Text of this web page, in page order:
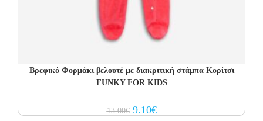
Βρεφικό Φορμάκι βελουτέ με διακριτική στάμπα Κορίτσι
FUNKY FOR KIDS
13.00€ Original
price
9.10€Current
price